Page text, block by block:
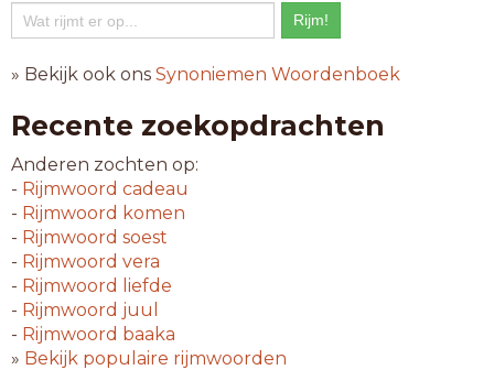
snij
vlei
vrij
5-letterwoorden
abdij
afrij
afzei
erbij
galei
gedij
gejij
gelei
» Bekijk ook ons Synoniemen Woordenboek
Recente zoekopdrachten
Anderen zochten op:
- Rijmwoord cadeau
- Rijmwoord komen
- Rijmwoord soest
- Rijmwoord vera
- Rijmwoord
liefde
- Rijmwoord juul
- Rijmwoord baaka
» Bekijk populaire rijmwoorden